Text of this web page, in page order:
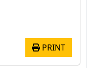
PRINT